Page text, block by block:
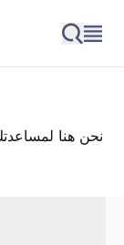
نحن هنا